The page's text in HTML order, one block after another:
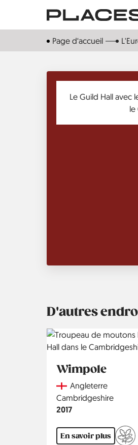
contenu
Page d‘accueil
D'autres
Wimpole
CountryAngleterre
Région
Cambridgeshire
Année
2017
En savoir plus